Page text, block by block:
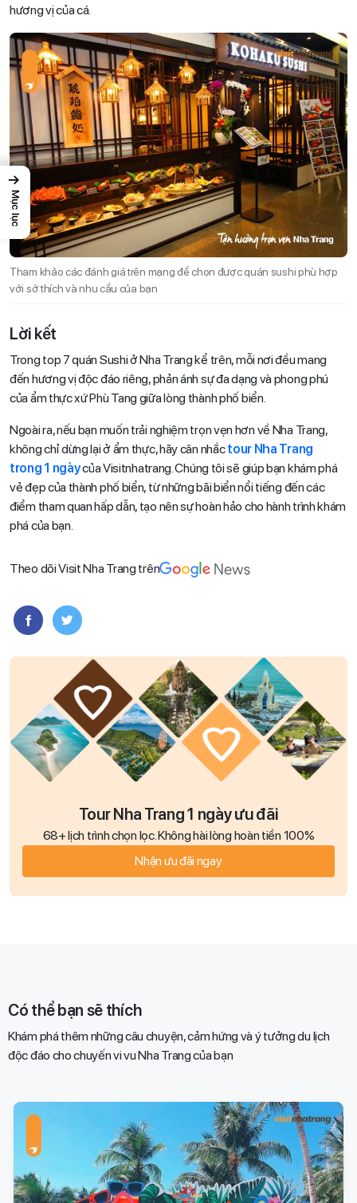
hương vị của cá.
Tham khảo các đánh giá trên mạng để chọn được quán sushi phù hợp
với sở thích và nhu cầu của bạn
Lời kết
Trong top 7 quán Sushi ở Nha Trang kể trên, mỗi nơi đều mang
đến hương vị độc đáo riêng, phản ánh sự đa dạng và phong phú
của ẩm thực xứ Phù Tang giữa lòng thành phố biển.
Ngoài ra, nếu bạn muốn trải nghiệm trọn vẹn hơn về Nha Trang,
không chỉ dừng lại ở ẩm thực, hãy cân nhắctour Nha Trang
trong 1 ngàycủa Visitnhatrang. Chúng tôi sẽ giúp bạn khám phá
vẻ đẹp của thành phố biển, từ những bãi biển nổi tiếng đến các
điểm tham quan hấp dẫn, tạo nên sự hoàn hảo cho hành trình khám
phá của bạn.
Theo dõi Visit Nha Trang trên
Tour Nha Trang 1 ngày ưu đãi
68+ lịch trình chọn lọc. Không hài lòng hoàn tiền 100%
Nhận ưu đãi ngay
Có thể bạn sẽ thích
Khám phá thêm những câu chuyện, cảm hứng và ý tưởng du lịch
độc đáo cho chuyến vi vu Nha Trang của bạn​
→
Mục lục